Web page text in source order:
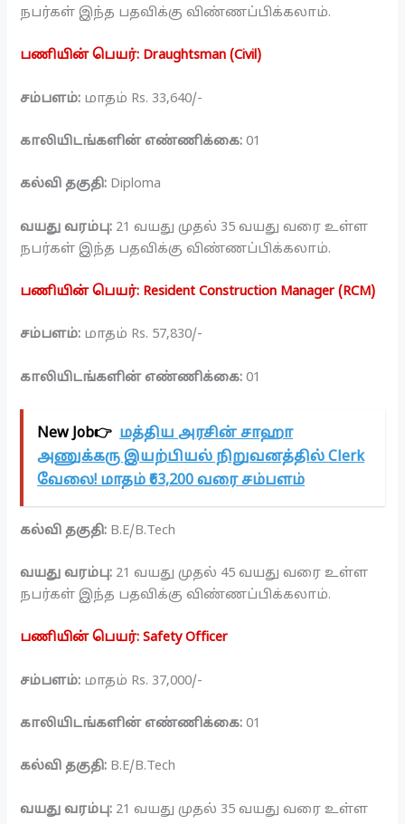
நபர்கள் இந்த பதவிக்கு விண்ணப்பிக்கலாம்.
பணியின் பெயர்: Draughtsman (Civil)
சம்பளம்: மாதம் Rs. 33,640/-
காலியிடங்களின் எண்ணிக்கை: 01
கல்வி தகுதி: Diploma
வயது வரம்பு: 21 வயது முதல் 35 வயது வரை உள்ள
நபர்கள் இந்த பதவிக்கு விண்ணப்பிக்கலாம்.
பணியின் பெயர்: Resident Construction Manager (RCM)
சம்பளம்: மாதம் Rs. 57,830/-
காலியிடங்களின் எண்ணிக்கை: 01
New Job👉 மத்திய அரசின் சாஹா
அணுக்கரு இயற்பியல் நிறுவனத்தில் Clerk
வேலை! மாதம் ₹63,200 வரை சம்பளம்
கல்வி தகுதி: B.E/B.Tech
வயது வரம்பு: 21 வயது முதல் 45 வயது வரை உள்ள
நபர்கள் இந்த பதவிக்கு விண்ணப்பிக்கலாம்.
பணியின் பெயர்: Safety Officer
சம்பளம்: மாதம் Rs. 37,000/-
காலியிடங்களின் எண்ணிக்கை: 01
கல்வி தகுதி: B.E/B.Tech
வயது வரம்பு: 21 வயது முதல் 35 வயது வரை உள்ள